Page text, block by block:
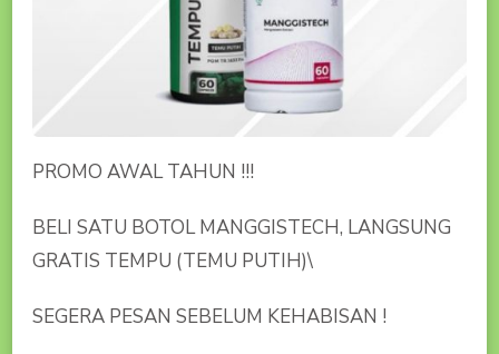
PROMO AWAL TAHUN !!!
BELI SATU BOTOL MANGGISTECH, LANGSUNG
GRATIS TEMPU (TEMU PUTIH)\
SEGERA PESAN SEBELUM KEHABISAN !